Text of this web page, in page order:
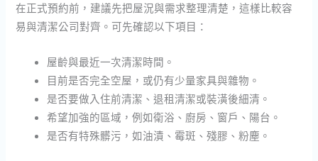
在正式預約前，建議先把屋況與需求整理清楚，這樣比較容
易與清潔公司對齊。可先確認以下項目：
屋齡與最近一次清潔時間。
目前是否完全空屋，或仍有少量家具與雜物。
是否要做入住前清潔、退租清潔或裝潢後細清。
希望加強的區域，例如衛浴、廚房、窗戶、陽台。
是否有特殊髒污，如油漬、霉斑、殘膠、粉塵。